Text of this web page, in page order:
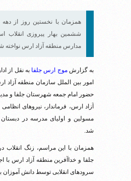
همزمان با نخستین روز از
ششمین بهار پیروزی انقلاب
مدارس منطقه آزاد ارس نواخته
به گزارشموج ارس جلفا به نقل از
امور بین الملل سازمان منطقه آزاد
حضور امام جمعه شهرستان جلفا و
آزاد ارس، فرماندار، نیروهای
شد.
همزمان با این مراسم، زنگ انقلاب
جلفا و خداآفرین منطقه آزاد ارس با
سرودهای انقلابی توسط دانش آموزان